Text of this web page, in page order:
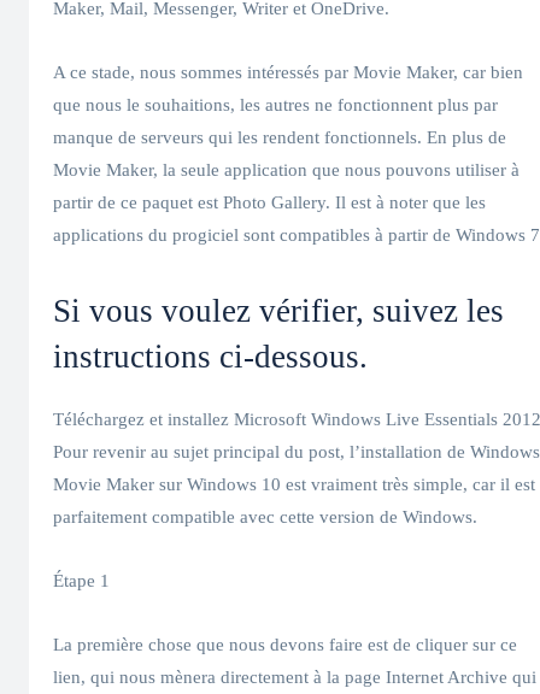
Maker, Mail, Messenger, Writer et OneDrive.
A ce stade, nous sommes intéressés par Movie Maker, car bien
que nous le souhaitions, les autres ne fonctionnent plus par
manque de serveurs qui les rendent fonctionnels. En plus de
Movie Maker, la seule application que nous pouvons utiliser à
partir de ce paquet est Photo Gallery. Il est à noter que les
applications du progiciel sont compatibles à partir de Windows
Si vous voulez vérifier, suivez les
instructions ci-dessous.
Téléchargez et installez Microsoft Windows Live Essentials 2012
Pour revenir au sujet principal du post, l’installation de Windows
Movie Maker sur Windows 10 est vraiment très simple, car il est
parfaitement compatible avec cette version de Windows.
Étape 1
La première chose que nous devons faire est de cliquer sur ce
lien, qui nous mènera directement à la page Internet Archive qui